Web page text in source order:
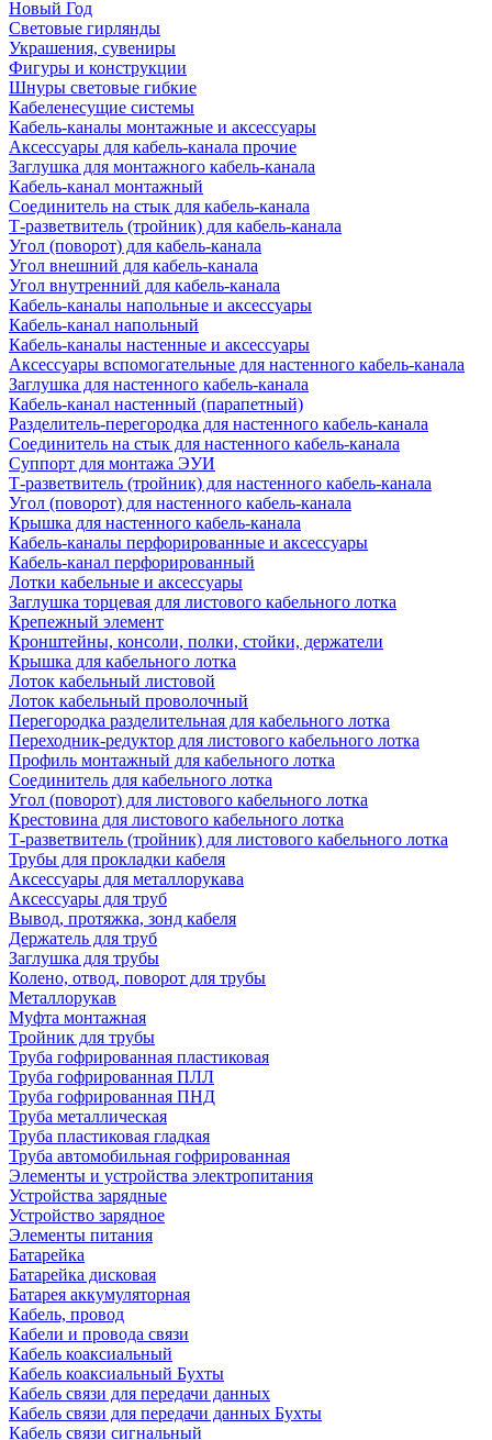
Новый Год
Световые гирлянды
Украшения, сувениры
Фигуры и конструкции
Шнуры световые гибкие
Кабеленесущие системы
Кабель-каналы монтажные и аксессуары
Аксессуары для кабель-канала прочие
Заглушка для монтажного кабель-канала
Кабель-канал монтажный
Соединитель на стык для кабель-канала
Т-разветвитель (тройник) для кабель-канала
Угол (поворот) для кабель-канала
Угол внешний для кабель-канала
Угол внутренний для кабель-канала
Кабель-каналы напольные и аксессуары
Кабель-канал напольный
Кабель-каналы настенные и аксессуары
Аксессуары вспомогательные для настенного кабель-канала
Заглушка для настенного кабель-канала
Кабель-канал настенный (парапетный)
Разделитель-перегородка для настенного кабель-канала
Соединитель на стык для настенного кабель-канала
Суппорт для монтажа ЭУИ
Т-разветвитель (тройник) для настенного кабель-канала
Угол (поворот) для настенного кабель-канала
Крышка для настенного кабель-канала
Кабель-каналы перфорированные и аксессуары
Кабель-канал перфорированный
Лотки кабельные и аксессуары
Заглушка торцевая для листового кабельного лотка
Крепежный элемент
Кронштейны, консоли, полки, стойки, держатели
Крышка для кабельного лотка
Лоток кабельный листовой
Лоток кабельный проволочный
Перегородка разделительная для кабельного лотка
Переходник-редуктор для листового кабельного лотка
Профиль монтажный для кабельного лотка
Соединитель для кабельного лотка
Угол (поворот) для листового кабельного лотка
Крестовина для листового кабельного лотка
Т-разветвитель (тройник) для листового кабельного лотка
Трубы для прокладки кабеля
Аксессуары для металлорукава
Аксессуары для труб
Вывод, протяжка, зонд кабеля
Держатель для труб
Заглушка для трубы
Колено, отвод, поворот для трубы
Металлорукав
Муфта монтажная
Тройник для трубы
Труба гофрированная пластиковая
Труба гофрированная ПЛЛ
Труба гофрированная ПНД
Труба металлическая
Труба пластиковая гладкая
Труба автомобильная гофрированная
Элементы и устройства электропитания
Устройства зарядные
Устройство зарядное
Элементы питания
Батарейка
Батарейка дисковая
Батарея аккумуляторная
Кабель, провод
Кабели и провода связи
Кабель коаксиальный
Кабель коаксиальный Бухты
Кабель связи для передачи данных
Кабель связи для передачи данных Бухты
Кабель связи сигнальный